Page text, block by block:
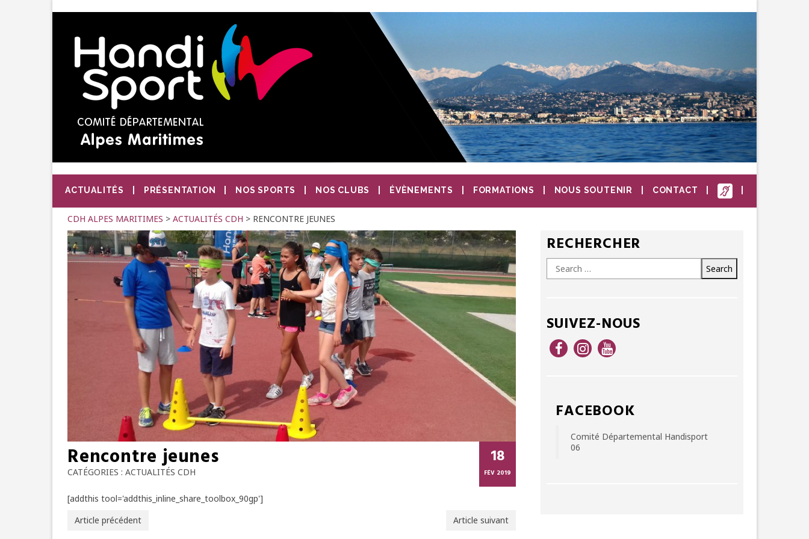
ACTUALITÉS PRÉSENTATION NOS SPORTS NOS CLUBS ÉVÈNEMENTS FORMATIONS NOUS SOUTENIR CONTACT
CDH ALPES MARITIMES > ACTUALITÉS CDH > RENCONTRE JEUNES
18
FÉV 2019
Rencontre jeunes
CATÉGORIES : ACTUALITÉS CDH
[addthis tool='addthis_inline_share_toolbox_90gp']
Article précédent
Article suivant
RECHERCHER
Search
for:
Search
SUIVEZ-NOUS
FACEBOOK
Comité Départemental Handisport
06